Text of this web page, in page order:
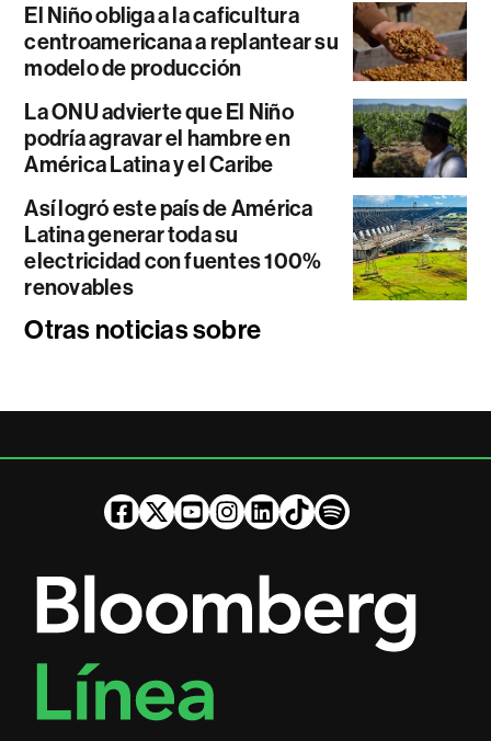
El Niño obliga a la caficultura
centroamericana a replantear su
modelo de producción
La ONU advierte que El Niño
podría agravar el hambre en
América Latina y el Caribe
Así logró este país de América
Latina generar toda su
electricidad con fuentes 100%
renovables
Otras noticias sobre